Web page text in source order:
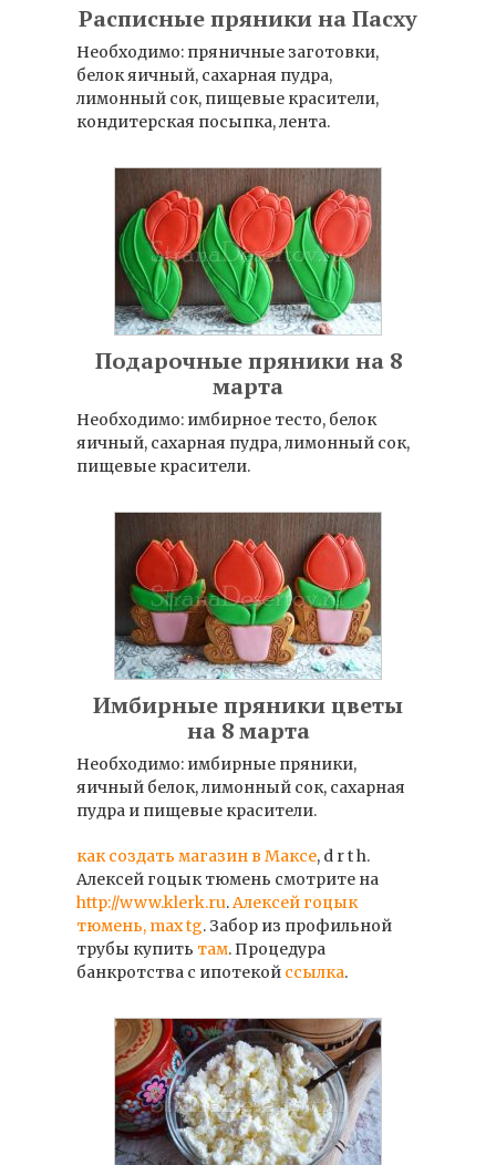
Расписные пряники на Пасху
Необходимо: пряничные заготовки,
белок яичный, сахарная пудра,
лимонный сок, пищевые красители,
кондитерская посыпка, лента.
Подарочные пряники на 8
марта
Необходимо: имбирное тесто, белок
яичный, сахарная пудра, лимонный сок,
пищевые красители.
Имбирные пряники цветы
на 8 марта
Необходимо: имбирные пряники,
яичный белок, лимонный сок, сахарная
пудра и пищевые красители.
как создать магазин в Максе, d r t h.
Алексей гоцык тюмень смотрите на
http://www.klerk.ru. Алексей гоцык
тюмень, max tg. Забор из профильной
трубы купить там. Процедура
банкротства с ипотекой ссылка.